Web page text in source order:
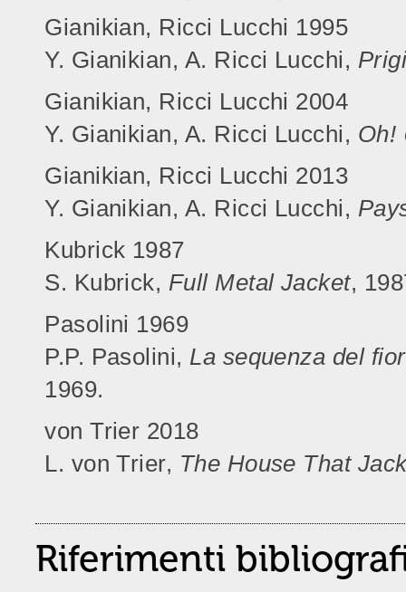
Gianikian, Ricci Lucchi 1995
Y. Gianikian, A. Ricci Lucchi,
Gianikian, Ricci Lucchi 2004
Y. Gianikian, A. Ricci Lucchi, Oh!
Gianikian, Ricci Lucchi 2013
Y. Gianikian, A. Ricci Lucchi,
Kubrick 1987
S. Kubrick, Full Metal Jacket,
Pasolini 1969
P.P. Pasolini, La sequenza del
1969.
von Trier 2018
L. von Trier, The House That
Riferimenti